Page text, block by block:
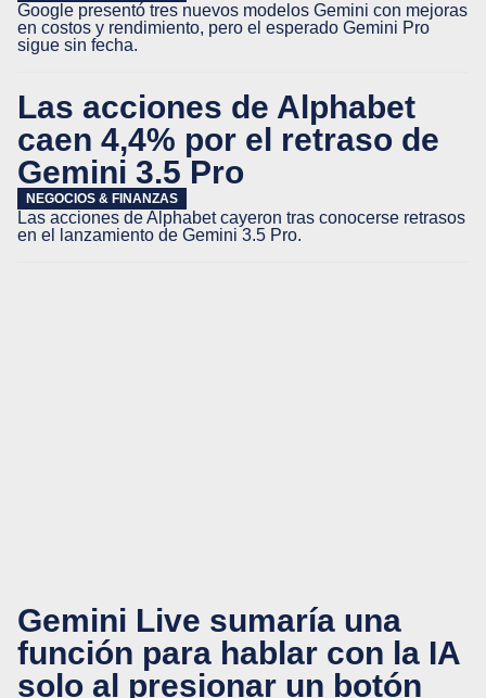
Google presentó tres nuevos modelos Gemini con mejoras
en costos y rendimiento, pero el esperado Gemini Pro
sigue sin fecha.
Las acciones de Alphabet
caen 4,4% por el retraso de
Gemini 3.5 Pro
NEGOCIOS & FINANZAS
Las acciones de Alphabet cayeron tras conocerse retrasos
en el lanzamiento de Gemini 3.5 Pro.
Gemini Live sumaría una
función para hablar con la IA
solo al presionar un botón